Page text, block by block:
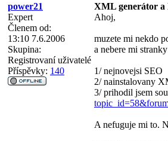
power21
XML generátor
Expert
Členem od:
13:10 7.6.2006
Skupina:
Registrovaní uživatelé
Příspěvky: 140
Ahoj,
muzete mi nekdo
a nebere mi
1/ nejnovejsi SEO
2/ nainstalovany
3/ prihodil jsem
A nefuguje mi to.